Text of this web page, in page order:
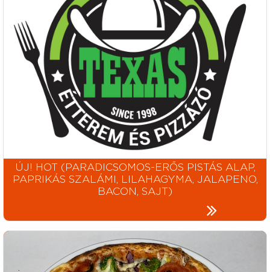
ÚJ! HOT (PARADICSOMOS-ERŐS PISTÁS ALAP,
PAPRIKÁS SZALÁMI, LILAHAGYMA, JALAPENO,
BACON, SAJT)